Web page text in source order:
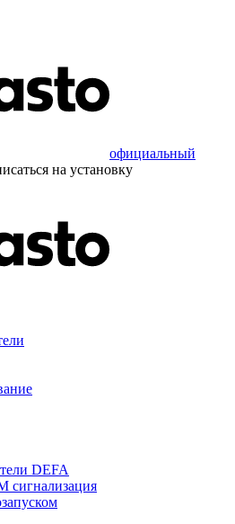
официальный
на установку
DEFA
сигнализация